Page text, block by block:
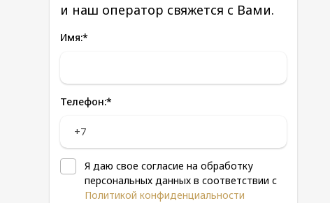
и наш оператор свяжется с Вами.
Имя:*
Телефон:*
Я даю свое согласие на обработку
персональных данных в соответствии с
Политикой конфиденциальности